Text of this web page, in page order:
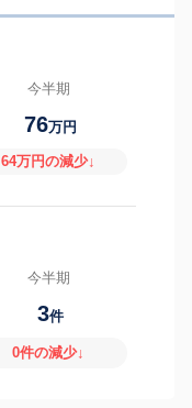
今半期
76万円
64万円の減少↓
今半期
3件
0件の減少↓